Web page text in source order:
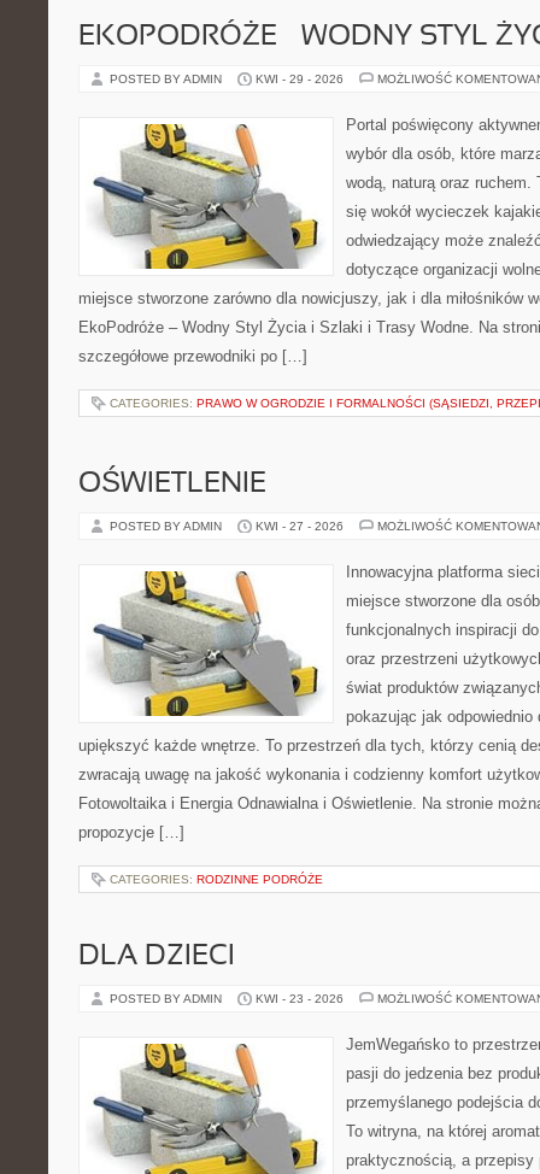
EKOPODRÓŻE – WODNY STYL
POSTED BY ADMIN KWI - 29 - 2026 MOŻLIWOŚĆ
Portal poświęcony
wybór dla osób, które
wodą, naturą oraz ruchem.
się wokół wycieczek
odwiedzający może
dotyczące organizacji
miejsce stworzone zarówno dla nowicjuszy, jak i dla miłośników
EkoPodróże – Wodny Styl Życia i Szlaki i Trasy Wodne. Na
szczegółowe przewodniki po […]
CATEGORIES: PRAWO W OGRODZIE I FORMALNOŚCI (SĄSIEDZI,
OŚWIETLENIE
POSTED BY ADMIN KWI - 27 - 2026 MOŻLIWOŚĆ
Innowacyjna platforma
miejsce stworzone dla
funkcjonalnych inspiracji
oraz przestrzeni
świat produktów
pokazując jak odpowiednio
upiększyć każde wnętrze. To przestrzeń dla tych, którzy cenią
zwracają uwagę na jakość wykonania i codzienny komfort
Fotowoltaika i Energia Odnawialna i Oświetlenie. Na stronie
propozycje […]
CATEGORIES: RODZINNE PODRÓŻE
DLA DZIECI
POSTED BY ADMIN KWI - 23 - 2026 MOŻLIWOŚĆ
JemWegańsko to
pasji do jedzenia bez
przemyślanego podejścia
To witryna, na której
praktycznością, a przepisy